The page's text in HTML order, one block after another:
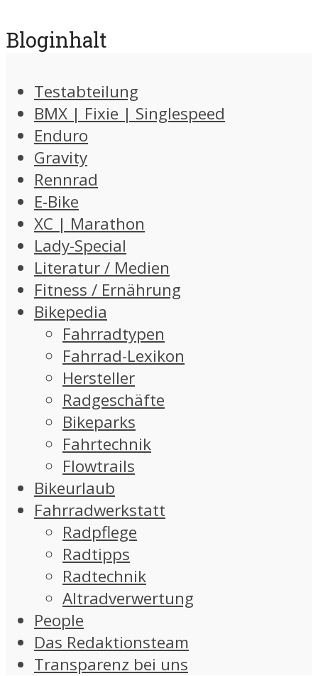
Bloginhalt
Testabteilung
BMX | Fixie | Singlespeed
Enduro
Gravity
Rennrad
E-Bike
XC | Marathon
Lady-Special
Literatur / Medien
Fitness / Ernährung
Bikepedia
Fahrradtypen
Fahrrad-Lexikon
Hersteller
Radgeschäfte
Bikeparks
Fahrtechnik
Flowtrails
Bikeurlaub
Fahrradwerkstatt
Radpflege
Radtipps
Radtechnik
Altradverwertung
People
Das Redaktionsteam
Transparenz bei uns